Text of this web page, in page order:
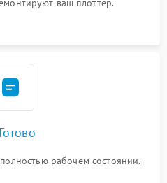
ваш плоттер.
рабочем состоянии.